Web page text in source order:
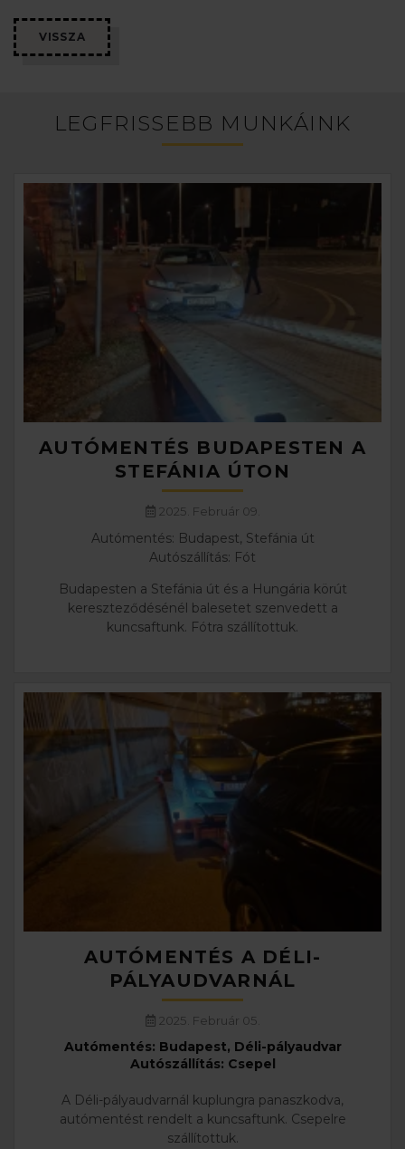
VISSZA
LEGFRISSEBB MUNKÁINK
AUTÓMENTÉS BUDAPESTEN A
STEFÁNIA ÚTON
2025. Február 09.
Autómentés: Budapest, Stefánia út
Autószállítás: Fót
Budapesten a Stefánia út és a Hungária körút
kereszteződésénél balesetet szenvedett a
kuncsaftunk. Fótra szállítottuk.
AUTÓMENTÉS A DÉLI-
PÁLYAUDVARNÁL
2025. Február 05.
Autómentés: Budapest, Déli-pályaudvar
Autószállítás: Csepel
A Déli-pályaudvarnál kuplungra panaszkodva,
autómentést rendelt a kuncsaftunk. Csepelre
szállítottuk.